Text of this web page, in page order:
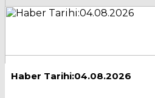
Haber Tarihi:04.08.2026